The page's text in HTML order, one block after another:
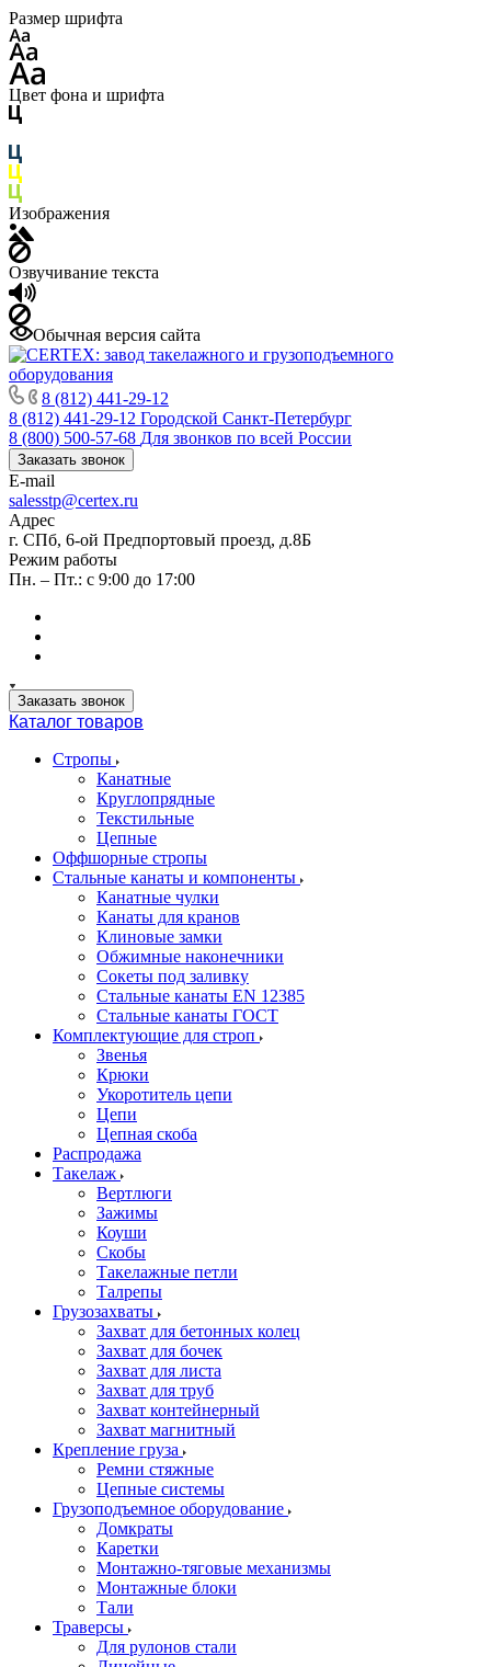
Размер шрифта
Цвет фона и шрифта
Изображения
Озвучивание текста
Обычная версия сайта
8 (812) 441-29-12
8 (812) 441-29-12 Городской Санкт-Петербург
8 (800) 500-57-68 Для звонков по всей России
Заказать звонок
E-mail
salesstp@certex.ru
Адрес
г. СПб, 6-ой Предпортовый проезд, д.8Б
Режим работы
Пн. – Пт.: с 9:00 до 17:00
Заказать звонок
Каталог товаров
Стропы
Канатные
Круглопрядные
Текстильные
Цепные
Оффшорные стропы
Стальные канаты и компоненты
Канатные чулки
Канаты для кранов
Клиновые замки
Обжимные наконечники
Сокеты под заливку
Стальные канаты EN 12385
Стальные канаты ГОСТ
Комплектующие для строп
Звенья
Крюки
Укоротитель цепи
Цепи
Цепная скоба
Распродажа
Такелаж
Вертлюги
Зажимы
Коуши
Скобы
Такелажные петли
Талрепы
Грузозахваты
Захват для бетонных колец
Захват для бочек
Захват для листа
Захват для труб
Захват контейнерный
Захват магнитный
Крепление груза
Ремни стяжные
Цепные системы
Грузоподъемное оборудование
Домкраты
Каретки
Монтажно-тяговые механизмы
Монтажные блоки
Тали
Траверсы
Для рулонов стали